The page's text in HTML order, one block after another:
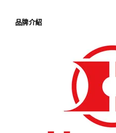
品牌介紹